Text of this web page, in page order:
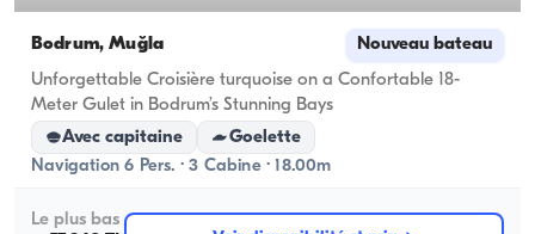
Bodrum, Muğla Nouveau bateau
Unforgettable Croisière turquoise on a Confortable 18-
Meter Gulet in Bodrum’s Stunning Bays
Avec capitaine
Goelette
Navigation 6 Pers. · 3 Cabine · 18.00m
Le plus bas